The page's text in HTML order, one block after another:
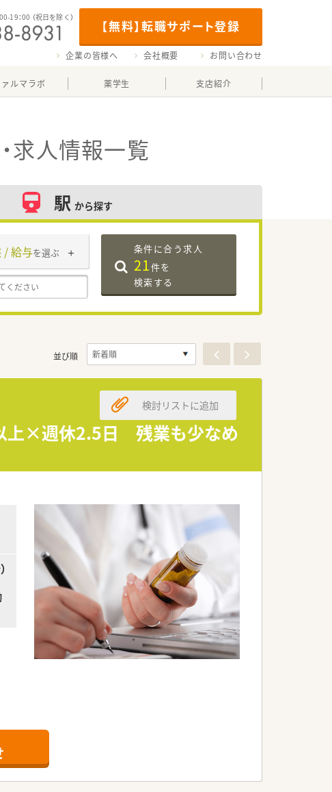
【無料】転職サポート登録
19：00 （祝日を除く）
企業の皆様へ 会社概要 お問い合わせ
ルマラボ 薬学生 支店紹介
求人情報一覧
駅 から探す
/ 給与を選ぶ 条件に合う求人
21件を
検索する
並び順
上×週休2.5日 残業も少なめ
検討リストに追加
集します
います
められる方を歓迎します